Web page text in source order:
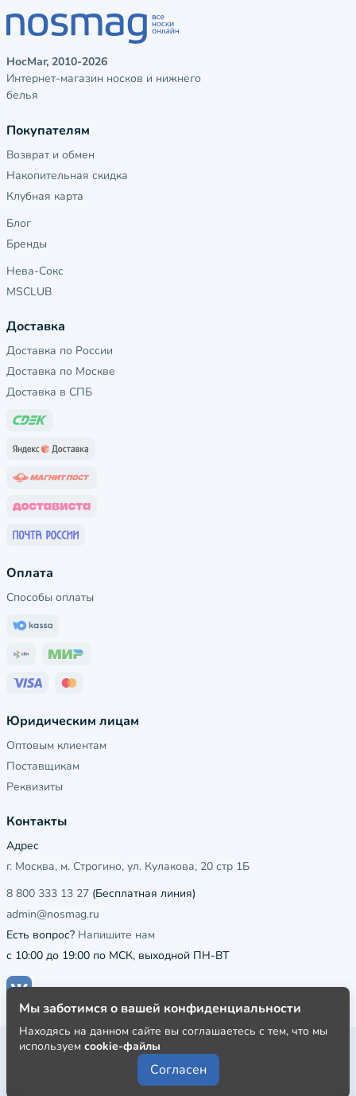
НосМаг, 2010-2026
Интернет-магазин носков и нижнего
белья
Покупателям
Возврат и обмен
Накопительная скидка
Клубная карта
Блог
Бренды
Нева-Сокс
MSCLUB
Доставка
Доставка по России
Доставка по Москве
Доставка в СПБ
Оплата
Способы оплаты
Юридическим лицам
Оптовым клиентам
Поставщикам
Реквизиты
Контакты
Адрес
г. Москва, м. Строгино, ул. Кулакова, 20 стр 1Б
8 800 333 13 27 (Бесплатная линия)
admin@nosmag.ru
Есть вопрос? Напишите нам
с 10:00 до 19:00 по МСК, выходной ПН-ВТ
Публичная оферта
Пользовательское соглашение
Мы заботимся о вашей конфиденциальности
Находясь на данном сайте вы соглашаетесь с тем, что мы
используем cookie-файлы
Согласен